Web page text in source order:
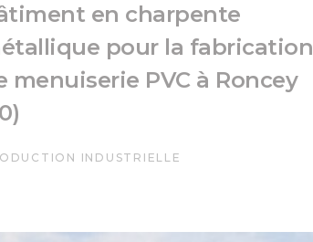
en charpente
pour la fabrication
menuiserie PVC à Roncey
INDUSTRIELLE